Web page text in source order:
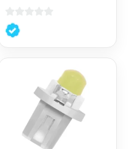
0
de